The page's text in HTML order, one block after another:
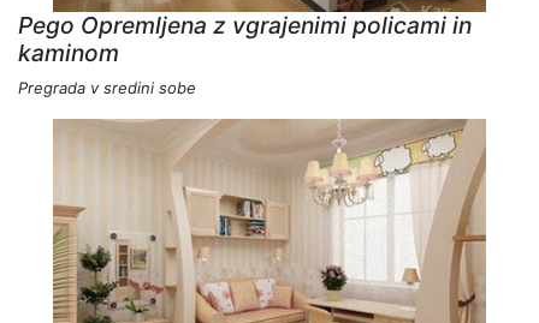
Pego Opremljena z vgrajenimi policami in
kaminom
Pregrada v sredini sobe